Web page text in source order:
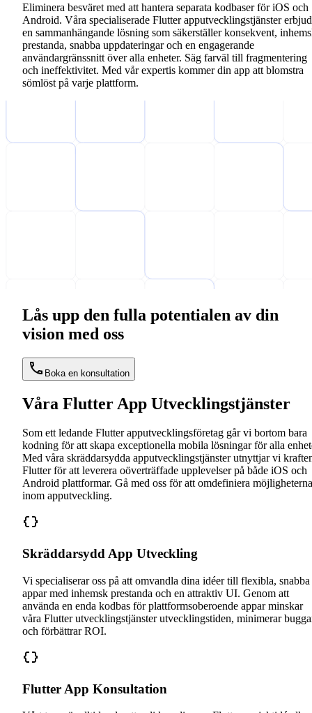
Eliminera besväret med att hantera separata kodbaser för iOS och
Android. Våra specialiserade Flutter apputvecklingstjänster
en sammanhängande lösning som säkerställer konsekvent,
prestanda, snabba uppdateringar och en engagerande
användargränssnitt över alla enheter. Säg farväl till fragmentering
och ineffektivitet. Med vår expertis kommer din app att blomstra
sömlöst på varje plattform.
Lås upp den fulla potentialen av din
vision med oss
Boka en konsultation
Våra Flutter App Utvecklingstjänster
Som ett ledande Flutter apputvecklingsföretag går vi bortom bara
kodning för att skapa exceptionella mobila lösningar för alla
Med våra skräddarsydda apputvecklingstjänster utnyttjar vi
Flutter för att leverera oöverträffade upplevelser på både iOS och
Android plattformar. Gå med oss för att omdefiniera möjligheterna
inom apputveckling.
Skräddarsydd App Utveckling
Vi specialiserar oss på att omvandla dina idéer till flexibla, snabba
appar med inhemsk prestanda och en attraktiv UI. Genom att
använda en enda kodbas för plattformsoberoende appar minskar
våra Flutter utvecklingstjänster utvecklingstiden, minimerar
och förbättrar ROI.
Flutter App Konsultation